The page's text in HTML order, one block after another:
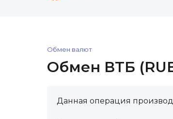
Обмен валют
Обмен ВТБ
Данная операция